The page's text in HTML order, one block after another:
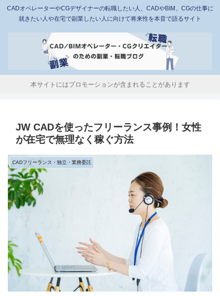
CADオペレーターやCGデザイナーの転職したい人、CADやBIM、CGの仕事に
就きたい人や在宅で副業したい人に向けて将来性を本音で語るサイト
本サイトにはプロモーションが含まれることがあります
JW CADを使ったフリーランス事例！女性
が在宅で無理なく稼ぐ方法
CADフリーランス・独立・業務委託